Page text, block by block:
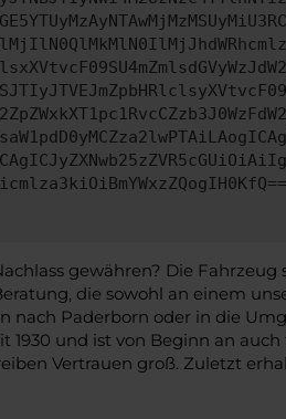
gewähren? Die
die sowohl an einem
Paderborn oder in die
und ist von Beginn an
Vertrauen groß. Zuletzt